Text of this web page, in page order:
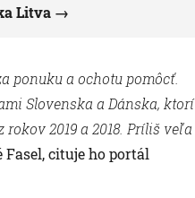
Litva
ponuku a ochotu pomôcť.
Slovenska a Dánska, ktorí
2019 a 2018. Príliš veľa
Fasel, cituje ho portál